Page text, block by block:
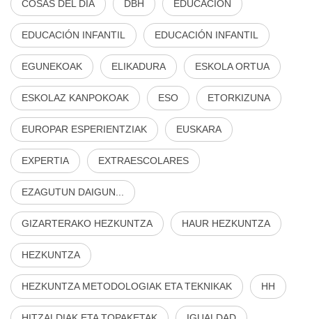
COSAS DEL DÍA DBH EDUCACIÓN
EDUCACIÓN INFANTIL EDUCACIÓN INFANTIL
EGUNEKOAK ELIKADURA ESKOLA ORTUA
ESKOLAZ KANPOKOAK ESO ETORKIZUNA
EUROPAR ESPERIENTZIAK EUSKARA
EXPERTIA EXTRAESCOLARES
EZAGUTUN DAIGUN...
GIZARTERAKO HEZKUNTZA HAUR HEZKUNTZA
HEZKUNTZA
HEZKUNTZA METODOLOGIAK ETA TEKNIKAK HH